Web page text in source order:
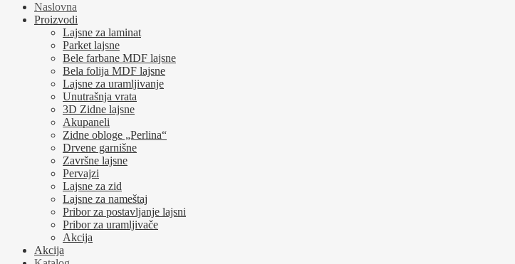
Naslovna
Proizvodi
Lajsne za laminat
Parket lajsne
Bele farbane MDF lajsne
Bela folija MDF lajsne
Lajsne za uramljivanje
Unutrašnja vrata
3D Zidne lajsne
Akupaneli
Zidne obloge „Perlina“
Drvene garnišne
Završne lajsne
Pervajzi
Lajsne za zid
Lajsne za nameštaj
Pribor za postavljanje lajsni
Pribor za uramljivače
Akcija
Akcija